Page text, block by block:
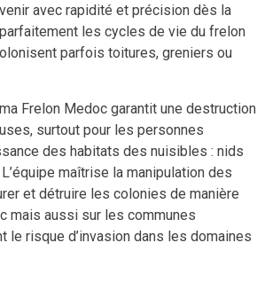
avec rapidité et précision dès la
les cycles de vie du frelon
parfois toitures, greniers ou
Frelon Medoc garantit une destruction
surtout pour les personnes
des habitats des nuisibles : nids
maîtrise la manipulation des
et détruire les colonies de manière
mais aussi sur les communes
risque d’invasion dans les domaines